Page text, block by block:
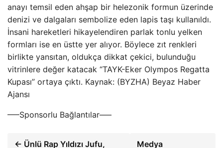
anayı temsil eden ahşap bir helezonik formun üzerinde
denizi ve dalgaları sembolize eden lapis taşı kullanıldı.
İnsani hareketleri hikayelendiren parlak tonlu yelken
formları ise en üstte yer alıyor. Böylece zıt renkleri
birlikte yansıtan, oldukça dikkat çekici, bulunduğu
vitrinlere değer katacak “TAYK-Eker Olympos Regatta
Kupası” ortaya çıktı. Kaynak: (BYZHA) Beyaz Haber
Ajansı
—–Sponsorlu Bağlantılar—–
← Ünlü Rap Yıldızı Jufu, Medya